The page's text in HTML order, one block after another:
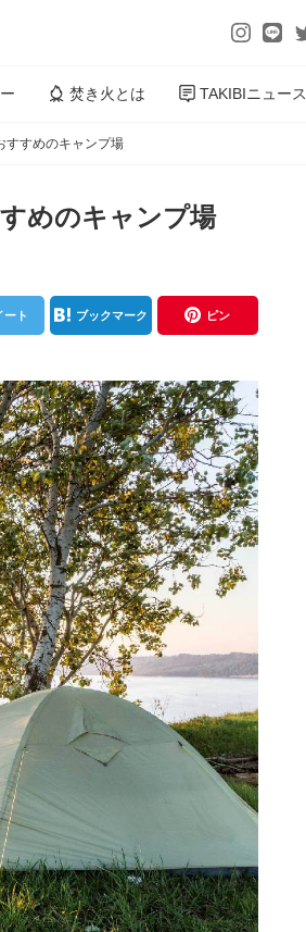
焚き火とは TAKIBIニュース
すすめのキャンプ場
めのキャンプ場
ート ブックマーク ピン